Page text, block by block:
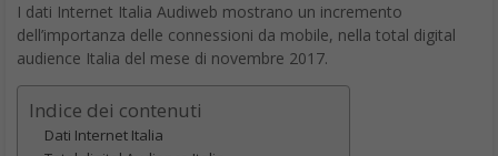
I dati Internet Italia Audiweb mostrano un incremento
dell’importanza delle connessioni da mobile, nella total digital
audience Italia del mese di novembre 2017.
Indice dei contenuti
Dati Internet Italia